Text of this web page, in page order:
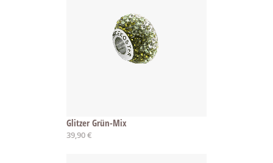
Glitzer Grün-Mix
39,90 €